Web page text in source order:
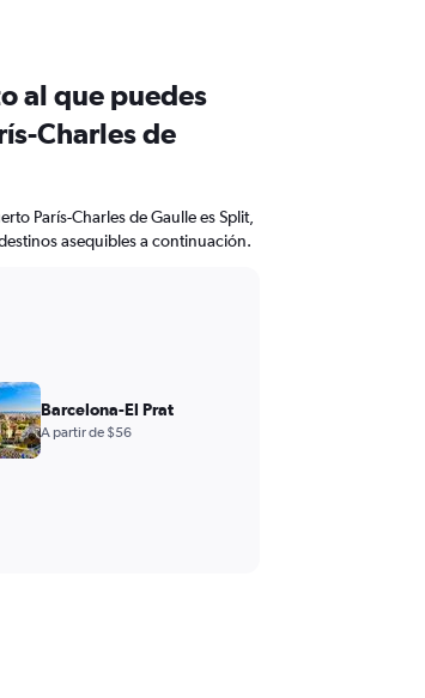
al que puedes
Charles de
París-Charles de Gaulle es Split,
asequibles a continuación.
Barcelona-El Prat
A partir de $56